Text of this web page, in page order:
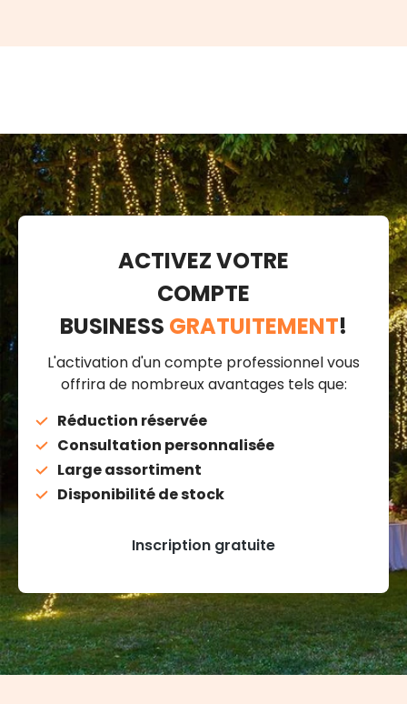
ACTIVEZ VOTRE
COMPTE
BUSINESS GRATUITEMENT!
L'activation d'un compte professionnel vous
offrira de nombreux avantages tels que:
Réduction réservée
Consultation personnalisée
Large assortiment
Disponibilité de stock
Inscription gratuite